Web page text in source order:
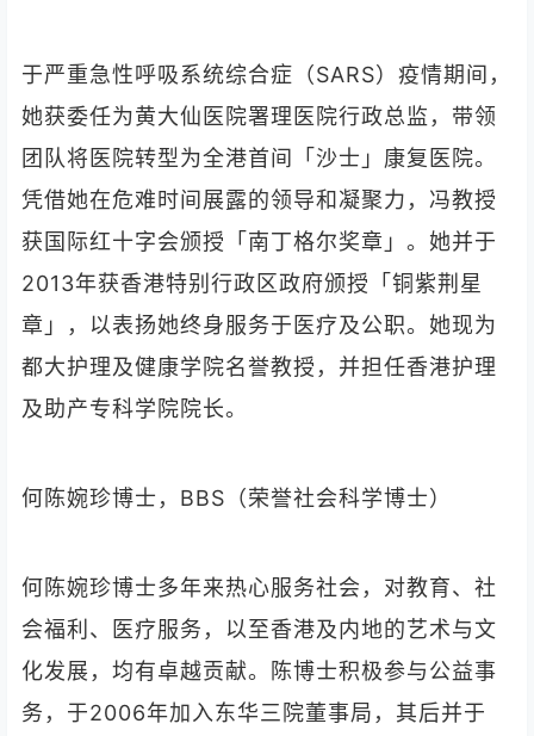
于严重急性呼吸系统综合症（SARS）疫情期间，
她获委任为黄大仙医院署理医院行政总监，带领
团队将医院转型为全港首间「沙士」康复医院。
凭借她在危难时间展露的领导和凝聚力，冯教授
获国际红十字会颁授「南丁格尔奖章」。她并于
2013年获香港特别行政区政府颁授「铜紫荆星
章」，以表扬她终身服务于医疗及公职。她现为
都大护理及健康学院名誉教授，并担任香港护理
及助产专科学院院长。
何陈婉珍博士，BBS（荣誉社会科学博士）
何陈婉珍博士多年来热心服务社会，对教育、社
会福利、医疗服务，以至香港及内地的艺术与文
化发展，均有卓越贡献。陈博士积极参与公益事
务，于2006年加入东华三院董事局，其后并于